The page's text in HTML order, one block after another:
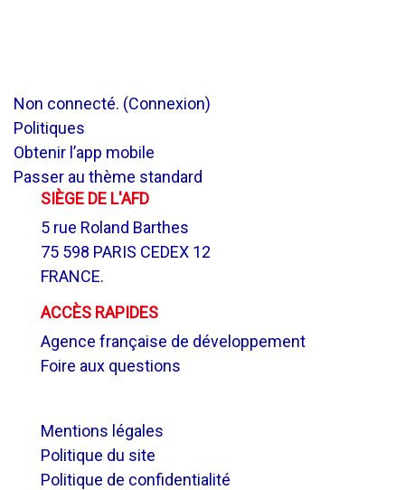
Non connecté. (Connexion)
Politiques
Obtenir l’app mobile
Passer au thème standard
SIÈGE DE L'AFD
5 rue Roland Barthes
75 598 PARIS CEDEX 12
FRANCE.
ACCÈS RAPIDES
Agence française de développement
Foire aux questions
Mentions légales
Politique du site
Politique de confidentialité